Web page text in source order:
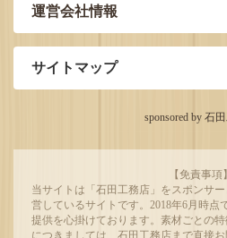
運営会社情報
サイトマップ
sponsored by 石
【免責事項】
当サイトは「石田工務店」をスポンサ
営しているサイトです。2018年6月時点
提供を心掛けております。素材ごとの
につきましては、石田工務店まで直接